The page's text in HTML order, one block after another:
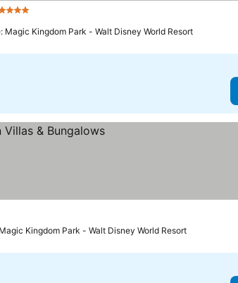
4 Estrellas
Magic Kingdom Park - Walt Disney World Resort
Kingdom Park - Walt Disney World Resort